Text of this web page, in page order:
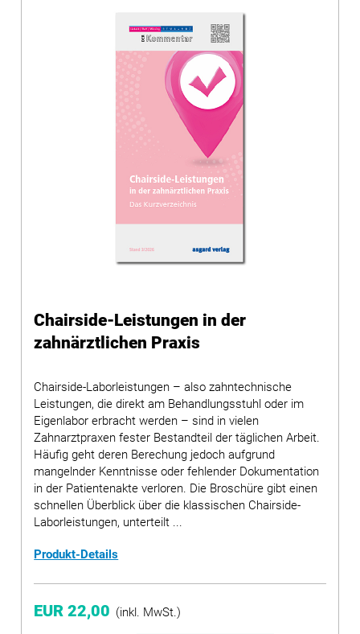
Chairside-Leistungen in der
zahnärztlichen Praxis
Chairside-Laborleistungen – also zahntechnische
Leistungen, die direkt am Behandlungsstuhl oder im
Eigenlabor erbracht werden – sind in vielen
Zahnarztpraxen fester Bestandteil der täglichen Arbeit.
Häufig geht deren Berechung jedoch aufgrund
mangelnder Kenntnisse oder fehlender Dokumentation
in der Patientenakte verloren. Die Broschüre gibt einen
schnellen Überblick über die klassischen Chairside-
Laborleistungen, unterteilt ...
Produkt-Details
EUR 22,00 (inkl. MwSt.)